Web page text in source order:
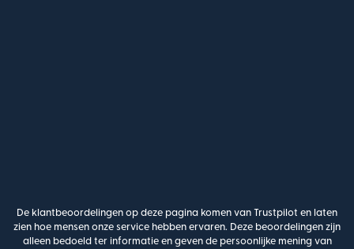
De klantbeoordelingen op deze pagina komen van Trustpilot en laten
zien hoe mensen onze service hebben ervaren. Deze beoordelingen zijn
alleen bedoeld ter informatie en geven de persoonlijke mening van